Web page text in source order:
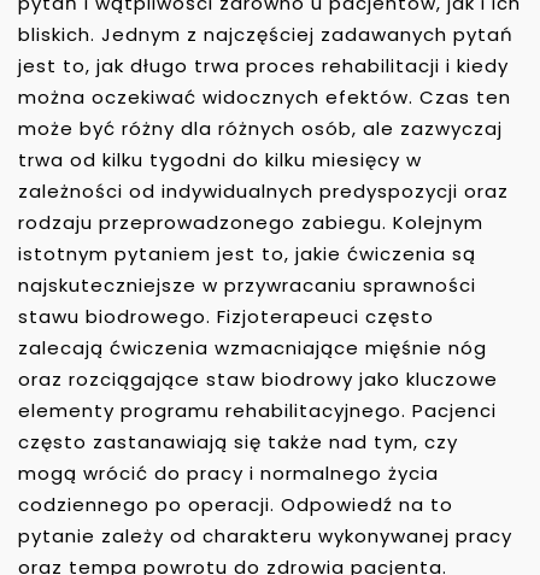
bliskich. Jednym z najczęściej zadawanych pytań
jest to, jak długo trwa proces rehabilitacji i kiedy
można oczekiwać widocznych efektów. Czas ten
może być różny dla różnych osób, ale zazwyczaj
trwa od kilku tygodni do kilku miesięcy w
zależności od indywidualnych predyspozycji oraz
rodzaju przeprowadzonego zabiegu. Kolejnym
istotnym pytaniem jest to, jakie ćwiczenia są
najskuteczniejsze w przywracaniu sprawności
stawu biodrowego. Fizjoterapeuci często
zalecają ćwiczenia wzmacniające mięśnie nóg
oraz rozciągające staw biodrowy jako kluczowe
elementy programu rehabilitacyjnego. Pacjenci
często zastanawiają się także nad tym, czy
mogą wrócić do pracy i normalnego życia
codziennego po operacji. Odpowiedź na to
pytanie zależy od charakteru wykonywanej pracy
oraz tempa powrotu do zdrowia pacjenta.